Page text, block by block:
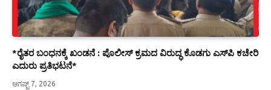
*ರೈತರ ಬಂಧನಕ್ಕೆ ಖಂಡನೆ : ಪೊಲೀಸ್ ಕ್ರಮದ ವಿರುದ್ಧ ಕೊಡಗು ಎಸ್‍ಪಿ ಕಚೇರಿ
ಎದುರು ಪ್ರತಿಭಟನೆ*
ಆಗಷ್ಟ್ 7, 2026